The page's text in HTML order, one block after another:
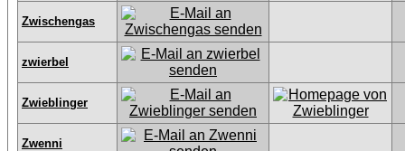
Zwischengas
zwierbel
Zwieblinger
Zwenni